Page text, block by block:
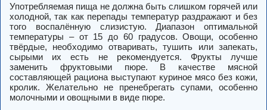
Употребляемая пища не должна быть слишком горячей или
холодной, так как перепады температур раздражают и без
того воспалённую слизистую. Диапазон оптимальной
температуры – от 15 до 60 градусов. Овощи, особенно
твёрдые, необходимо отваривать, тушить или запекать,
сырыми их есть не рекомендуется. Фрукты лучше
заменить фруктовыми пюре. В качестве мясной
составляющей рациона выступают куриное мясо без кожи,
кролик. Желательно не пренебрегать супами, особенно
молочными и овощными в виде пюре.